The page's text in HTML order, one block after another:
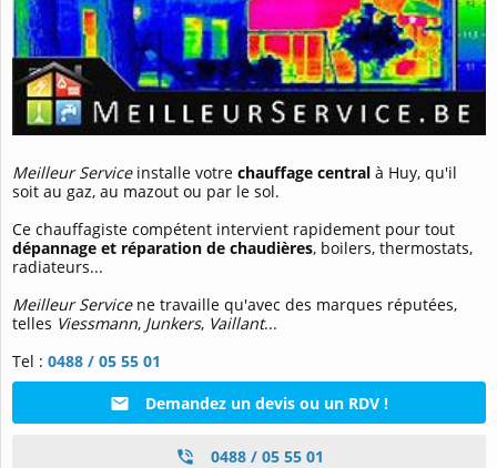
Meilleur Serviceinstalle votre chauffage central à Huy, qu'il
soit au gaz, au mazout ou par le sol.
Ce chauffagiste compétent intervient rapidement pour tout
dépannage et réparation de chaudières, boilers, thermostats,
radiateurs...
Meilleur Servicene travaille qu'avec des marques réputées,
telles Viessmann, Junkers, Vaillant...
Tel : 0488 / 05 55 01
Demandez un devis ou un RDV !
0488 / 05 55 01